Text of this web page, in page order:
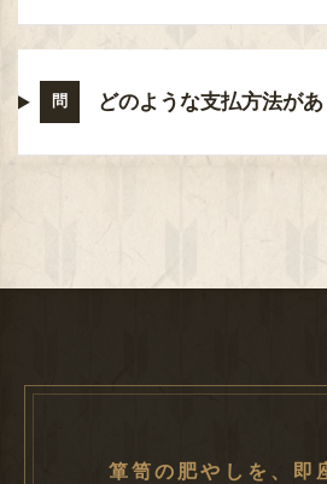
問 どのような支払方法があ
箪笥の肥やしを、即